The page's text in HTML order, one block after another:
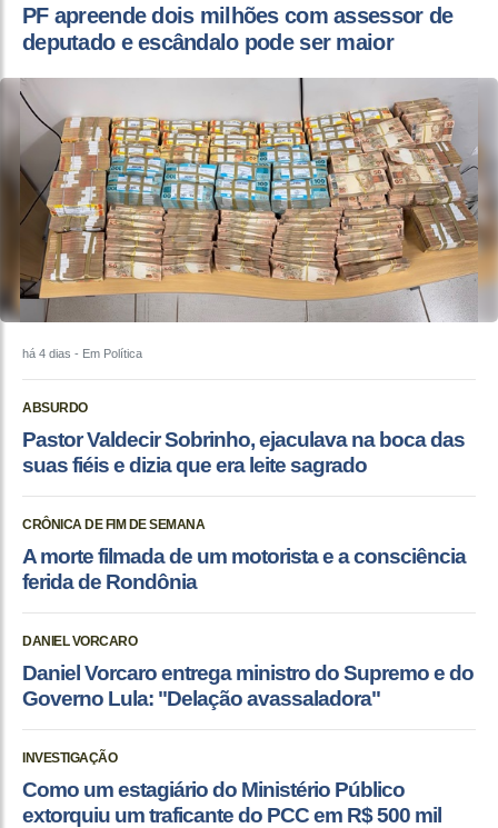
PF apreende dois milhões com assessor de
deputado e escândalo pode ser maior
há 4 dias - Em Política
ABSURDO
Pastor Valdecir Sobrinho, ejaculava na boca das
suas fiéis e dizia que era leite sagrado
CRÔNICA DE FIM DE SEMANA
A morte filmada de um motorista e a consciência
ferida de Rondônia
DANIEL VORCARO
Daniel Vorcaro entrega ministro do Supremo e do
Governo Lula: "Delação avassaladora"
INVESTIGAÇÃO
Como um estagiário do Ministério Público
extorquiu um traficante do PCC em R$ 500 mil